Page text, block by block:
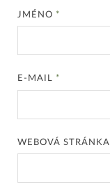
JMÉNO *
E-MAIL *
WEBOVÁ STRÁNKA